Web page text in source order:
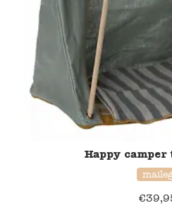
Happy camper
€